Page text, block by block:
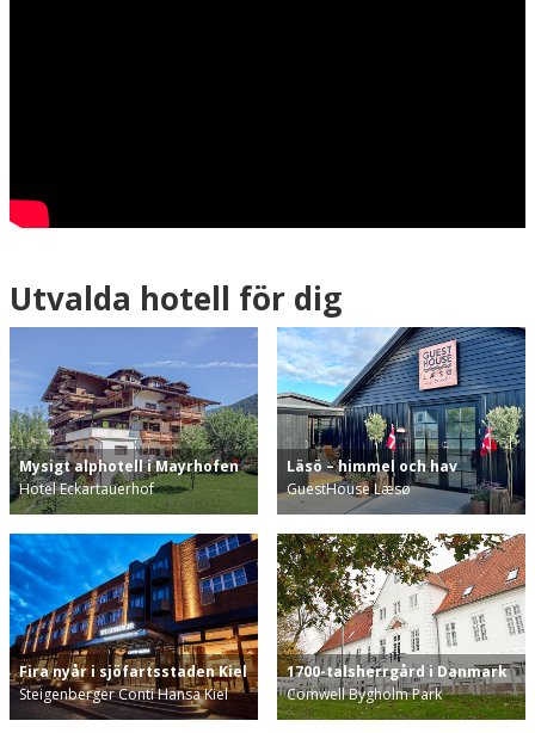
Utvalda hotell för dig
Mysigt alphotell i Mayrhofen
Hotel Eckartauerhof
Läsö – himmel och hav
GuestHouse Læsø
Fira nyår i sjöfartsstaden Kiel
Steigenberger Conti Hansa Kiel
1700-talsherrgård i Danmark
Comwell Bygholm Park